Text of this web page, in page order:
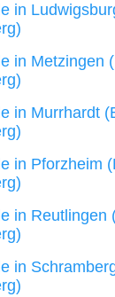
in
in Metzingen
in Murrhardt
in Pforzheim
in Reutlingen
in